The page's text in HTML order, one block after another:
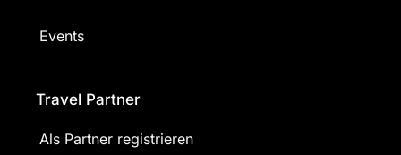
Events
Travel Partner
Als Partner registrieren